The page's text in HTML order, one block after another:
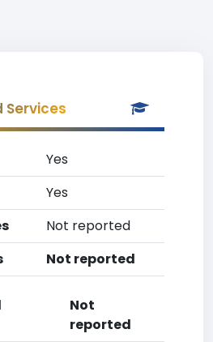
Services
Yes
Yes
Not reported
Not reported
Not
reported